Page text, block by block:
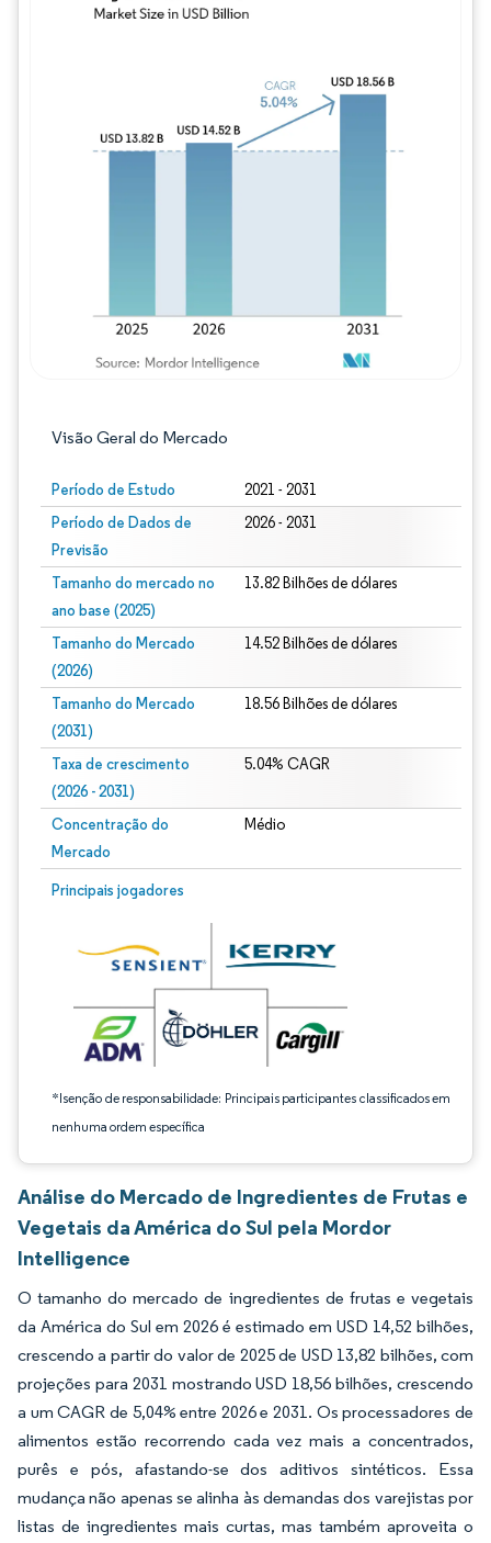
Visão Geral do Mercado
Período de Estudo 2021 - 2031
Período de Dados de
Previsão
2026 - 2031
Tamanho do mercado no
ano base (2025)
13.82 Bilhões de dólares
Tamanho do Mercado
(2026)
14.52 Bilhões de dólares
Tamanho do Mercado
(2031)
18.56 Bilhões de dólares
Taxa de crescimento
(2026 - 2031)
5.04% CAGR
Concentração do
Mercado
Médio
Principais jogadores
*Isenção de responsabilidade: Principais participantes classificados em
nenhuma ordem específica
Imagem © Mordor Intelligence. O reuso requer atribuição conforme CC BY 4.0.
Análise do Mercado de Ingredientes de Frutas e
Vegetais da América do Sul pela Mordor
Intelligence
O tamanho do mercado de ingredientes de frutas e vegetais
da América do Sul em 2026 é estimado em USD 14,52 bilhões,
crescendo a partir do valor de 2025 de USD 13,82 bilhões, com
projeções para 2031 mostrando USD 18,56 bilhões, crescendo
a um CAGR de 5,04% entre 2026 e 2031. Os processadores de
alimentos estão recorrendo cada vez mais a concentrados,
purês e pós, afastando-se dos aditivos sintéticos. Essa
mudança não apenas se alinha às demandas dos varejistas por
listas de ingredientes mais curtas, mas também aproveita o